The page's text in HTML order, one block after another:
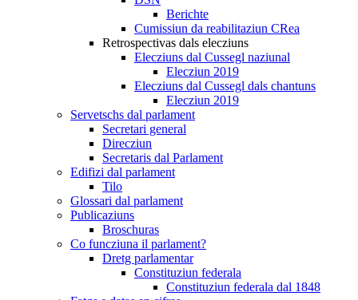
Berichte
Cumissiun da reabilitaziun CRea
Retrospectivas dals elecziuns
Elecziuns dal Cussegl naziunal
Elecziun 2019
Elecziuns dal Cussegl dals chantuns
Elecziun 2019
Servetschs dal parlament
Secretari general
Direcziun
Secretaris dal Parlament
Edifizi dal parlament
Tilo
Glossari dal parlament
Publicaziuns
Broschuras
Co funcziuna il parlament?
Dretg parlamentar
Constituziun federala
Constituziun federala dal 1848